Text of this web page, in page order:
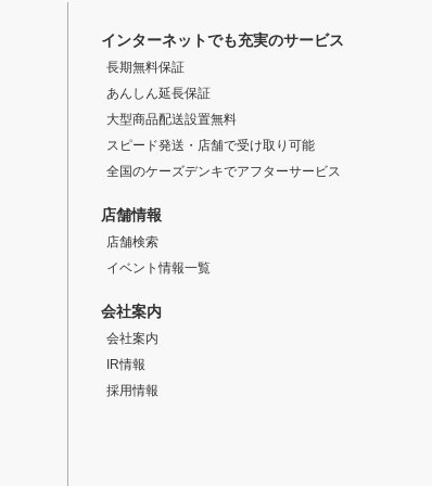
インターネットでも充実のサービス
長期無料保証
あんしん延長保証
大型商品配送設置無料
スピード発送・店舗で受け取り可能
全国のケーズデンキでアフターサービス
店舗情報
店舗検索
イベント情報一覧
会社案内
会社案内
IR情報
採用情報